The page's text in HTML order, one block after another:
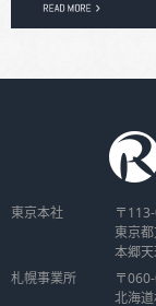
東京本社
〒
東京
本郷
札幌事業所
〒
北海